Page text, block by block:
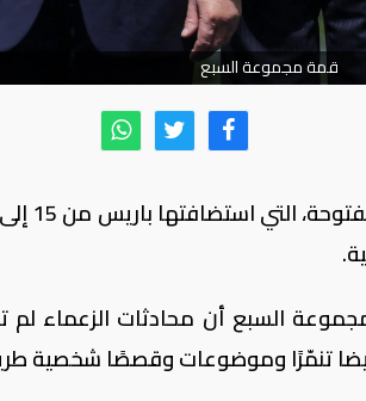
قمة مجموعة السبع
السبع أن محادثات الزعماء لم
تنمّرًا وموضوعات وقصصًا شخصية